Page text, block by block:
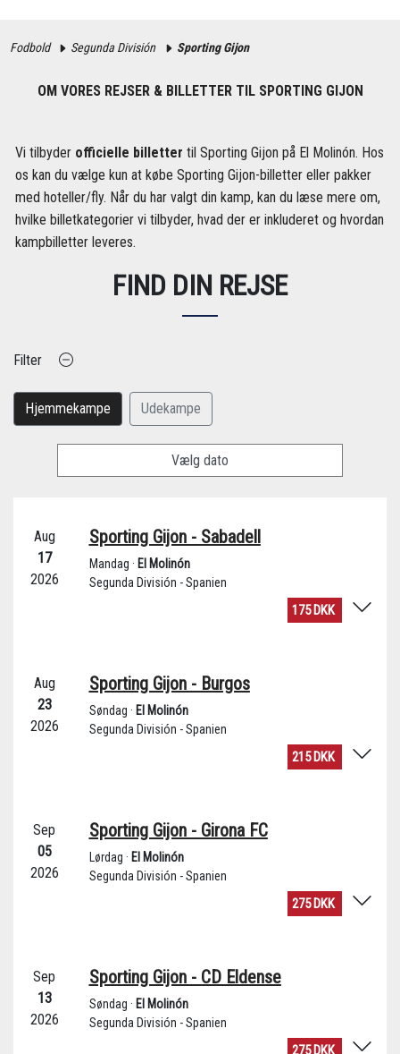
Fodbold Segunda División Sporting Gijon
OM VORES REJSER & BILLETTER TIL SPORTING GIJON
Vi tilbyder officielle billetter til Sporting Gijon på El Molinón. Hos
os kan du vælge kun at købe Sporting Gijon-billetter eller pakker
med hoteller/fly. Når du har valgt din kamp, ​​kan du læse mere om,
hvilke billetkategorier vi tilbyder, hvad der er inkluderet og hvordan
kampbilletter leveres.